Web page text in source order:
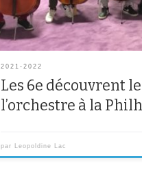
2021-2022
Les 6e découvrent
l’orchestre à la
par Leopoldine Lac